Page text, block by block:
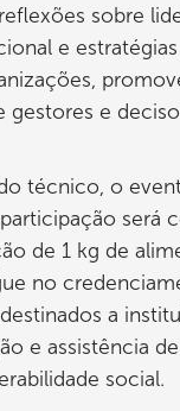
sobre
e
gestores e
técnico, o
será
de 1 kg de
no
a
e assistência
social.